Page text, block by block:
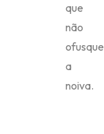
que
não
ofusque
a
noiva.